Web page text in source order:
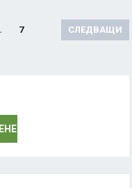
7 СЛЕДВАЩИ